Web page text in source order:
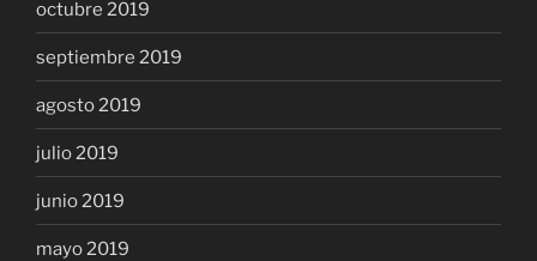
octubre 2019
septiembre 2019
agosto 2019
julio 2019
junio 2019
mayo 2019